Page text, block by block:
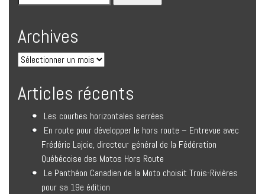
Archives
Articles récents
Les courbes horizontales serrées
En route pour développer le hors route – Entrevue avec
Frédéric Lajoie, directeur général de la Fédération
Québécoise des Motos Hors Route
Le Panthéon Canadien de la Moto choisit Trois-Rivières
pour sa 19e édition